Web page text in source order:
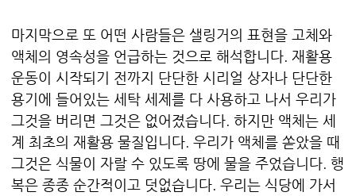
마지막으로 또 어떤 사람들은 샐링거의 표현을 고체와
액체의 영속성을 언급하는 것으로 해석합니다. 재활용
운동이 시작되기 전까지 단단한 시리얼 상자나 단단한
용기에 들어있는 세탁 세제를 다 사용하고 나서 우리가
그것을 버리면 그것은 없어졌습니다. 하지만 액체는 세
계 최초의 재활용 물질입니다. 우리가 액체를 쏟았을 때
그것은 식물이 자랄 수 있도록 땅에 물을 주었습니다. 행
복은 종종 순간적이고 덧없습니다. 우리는 식당에 가서